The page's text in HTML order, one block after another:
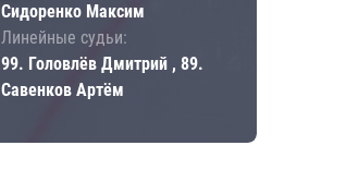
Сидоренко Максим
Линейные судьи:
99. Головлёв Дмитрий , 89.
Савенков Артём